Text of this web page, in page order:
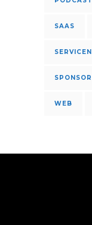
SAAS
SPONSOR
WEB